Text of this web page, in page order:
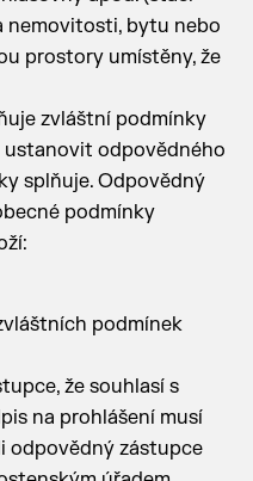
nemovitosti, bytu nebo
prostory umístěny, že
zvláštní podmínky
ustanovit odpovědného
splňuje. Odpovědný
podmínky
podmínek
že souhlasí s
na prohlášení musí
odpovědný zástupce